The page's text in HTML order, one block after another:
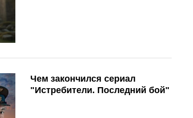
Чем закончился сериал
"Истребители. Последний бой"